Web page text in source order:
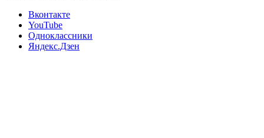
Вконтакте
YouTube
Одноклассники
Яндекс.Дзен